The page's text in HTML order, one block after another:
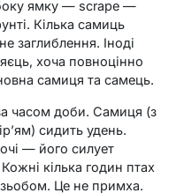
ямку — scrape —
Кілька самиць
заглиблення. Іноді
хоча повноцінно
самиця та самець.
часом доби. Самиця (з
сидить удень.
— його силует
кілька годин птах
Це не примха.